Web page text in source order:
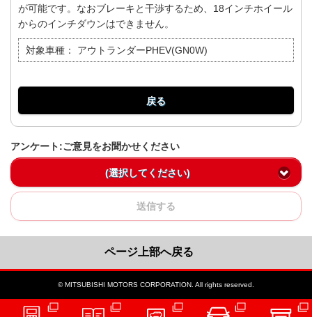
が可能です。なおブレーキと干渉するため、18インチホイール
からのインチダウンはできません。
対象車種： アウトランダーPHEV(GN0W)
戻る
アンケート:ご意見をお聞かせください
(選択してください)
送信する
ページ上部へ戻る
© MITSUBISHI MOTORS CORPORATION. All rights reserved.